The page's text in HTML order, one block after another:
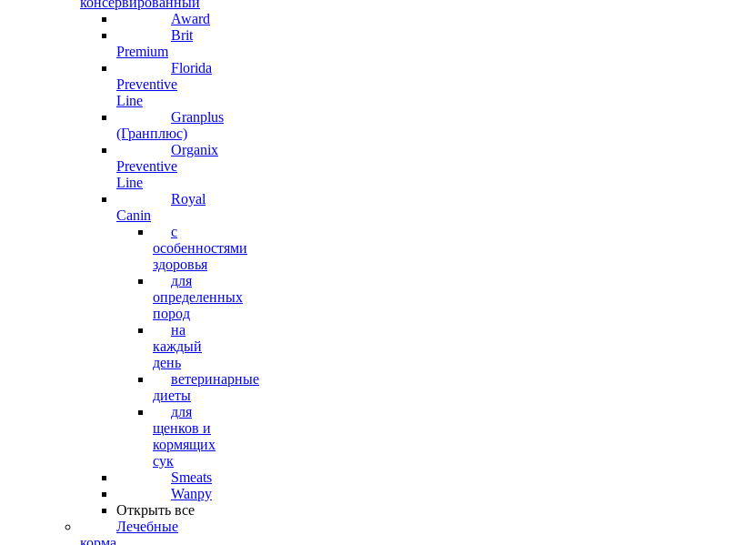
Award
Brit
Premium
Florida
Preventive
Line
Granplus
(Гранплюс)
Organix
Preventive
Line
Royal
Canin
с
особенностями
здоровья
для
определенных
пород
на
каждый
день
ветеринарные
диеты
для
щенков и
кормящих
сук
Smeats
Wanpy
Открыть все
Лечебные